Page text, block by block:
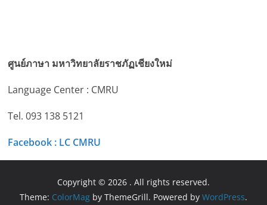
ศูนย์ภาษา มหาวิทยาลัยราชภัฏเชียงใหม่
Language Center : CMRU
Tel. 093 138 5121
Facebook : LC CMRU
Copyright © 2026 . All rights reserved.
Theme: ColorMag by ThemeGrill. Powered by WordPress.